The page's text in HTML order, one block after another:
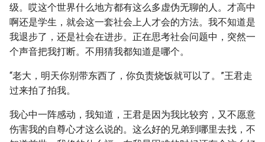
级。哎这个世界什么地方都有这么多虚伪无聊的人。才高中
啊还是学生，就会这一套社会上人才会的方法。我不知道是
我退步了，还是社会在进步。正在思考社会问题中，突然一
个声音把我打断。不用猜我都知道是哪个。
“老大，明天你别带东西了，你负责烧饭就可以了。”王君走
过来拍了拍我。
我心中一阵感动，我知道，王君是因为我比较穷，又不愿意
伤害我的自尊心才这么说的。这么好的兄弟到哪里去找，不